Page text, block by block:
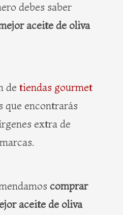
debes saber
aceite de oliva
de tiendas gourmet
que encontrarás
extra de
comprar
aceite de oliva